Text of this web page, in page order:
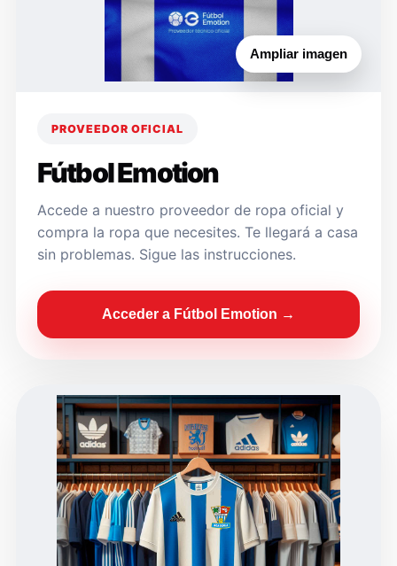
Ampliar imagen
PROVEEDOR OFICIAL
Fútbol Emotion
Accede a nuestro proveedor de ropa oficial y
compra la ropa que necesites. Te llegará a casa
sin problemas. Sigue las instrucciones.
Acceder a Fútbol Emotion →